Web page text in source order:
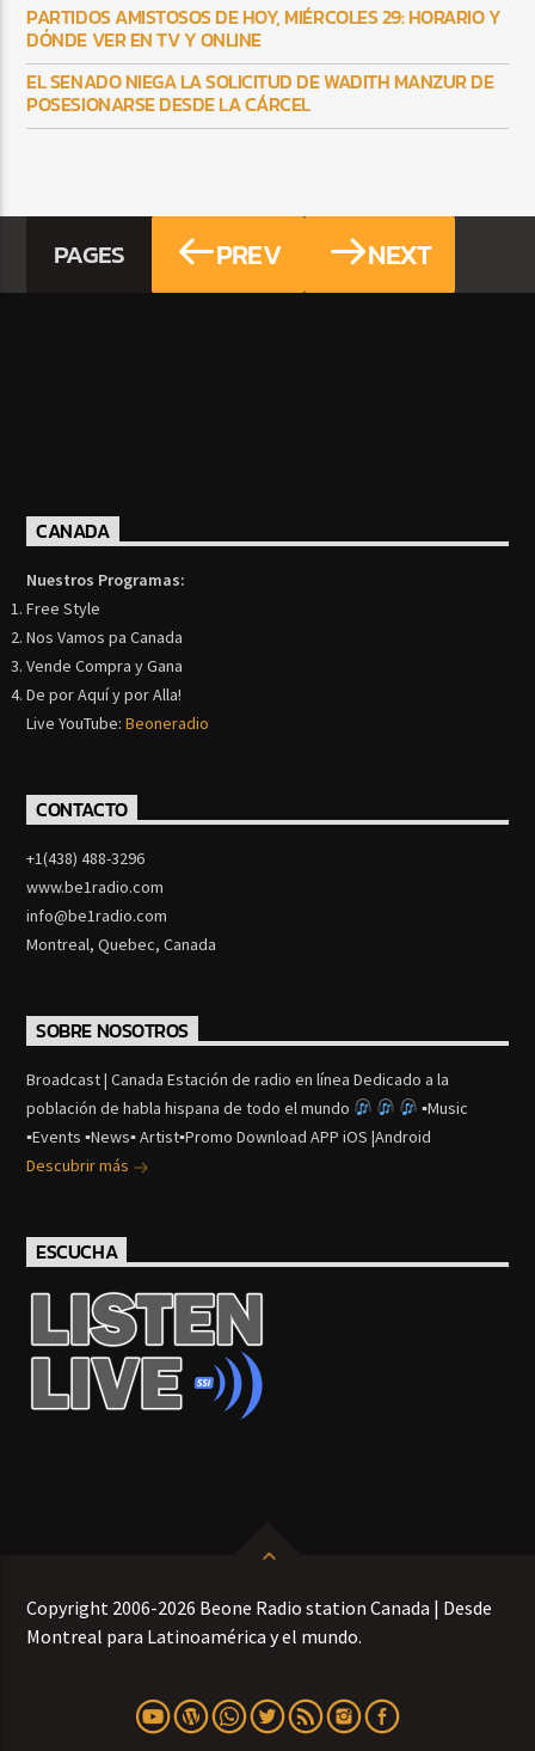
PARTIDOS AMISTOSOS DE HOY, MIÉRCOLES 29: HORARIO Y
DÓNDE VER EN TV Y ONLINE
EL SENADO NIEGA LA SOLICITUD DE WADITH MANZUR DE
POSESIONARSE DESDE LA CÁRCEL
PAGES PREV NEXT
CANADA
Nuestros Programas:
Free Style
Nos Vamos pa Canada
Vende Compra y Gana
De por Aquí y por Alla!
Live YouTube:Beoneradio
CONTACTO
+1(438) 488-3296
www.be1radio.com
info@be1radio.com
Montreal, Quebec, Canada
SOBRE NOSOTROS
Broadcast | Canada Estación de radio en línea Dedicado a la
población de habla hispana de todo el mundo
▪Music
▪Events ▪News▪ Artist▪Promo Download APP iOS |Android
Descubrir más
ESCUCHA
Copyright 2006-2026 Beone Radio station Canada | Desde
Montreal para Latinoamérica y el mundo.